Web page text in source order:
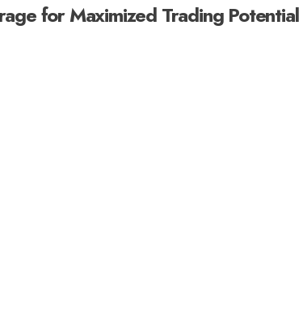
for Maximized Trading Potential